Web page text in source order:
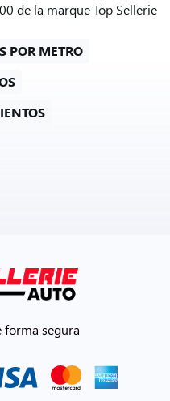
de la marque Top Sellerie
POR METRO
forma segura